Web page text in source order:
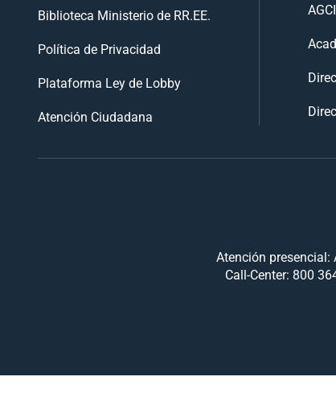
Biblioteca Ministerio de RR.EE.
Política de Privacidad
Plataforma Ley de Lobby
Atención Ciudadana
Atención presencial:
Call-Center: 800